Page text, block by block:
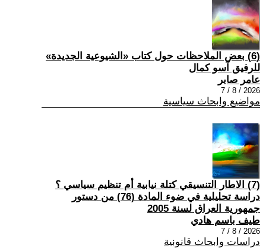
(6) بعض الملاحظات حول كتاب «الشيوعية الجديدة»
للرفيق آسو كمال
عامر صابر
2026 / 8 / 7
مواضيع وابحاث سياسية
(7) الاطار التنسيقي كتلة نيابية أم تنظيم سياسي ؟
دراسة تحليلية في ضوء المادة (76) من دستور
جمهورية العراق لسنة 2005
طيف باسم هادي
2026 / 8 / 7
دراسات وابحاث قانونية